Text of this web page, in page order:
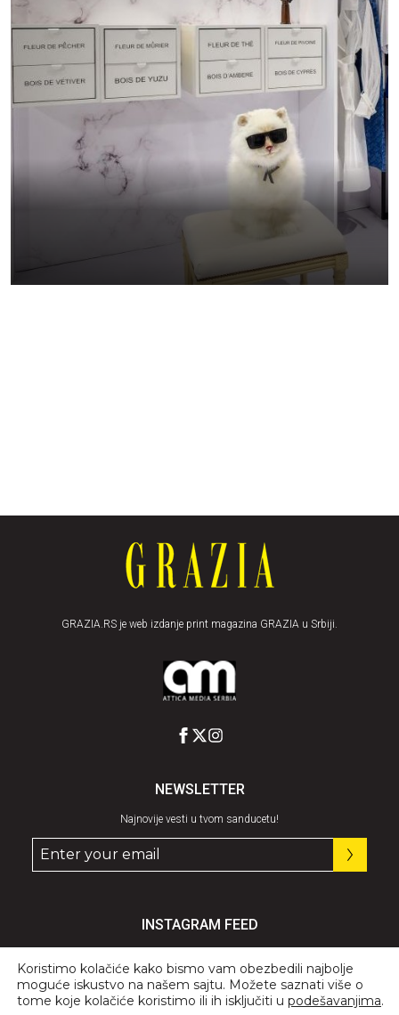
GRAZIA.RS je web izdanje print magazina GRAZIA u Srbiji.
NEWSLETTER
Najnovije vesti u tvom sanducetu!
INSTAGRAM FEED
Koristimo kolačiće kako bismo vam obezbedili najbolje
moguće iskustvo na našem sajtu. Možete saznati više o
tome koje kolačiće koristimo ili ih isključiti u podešavanjima.